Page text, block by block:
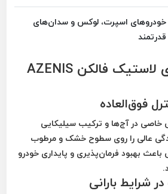
خودروهای اسپرت، لوکس و سدان‌های
قدرتمند
ویژگی‌ها و مزایای لاستیک فالکن AZENIS
فوق‌العاده
خاصی درآج‌ها و ترکیب سیلیکایی
عالی را روی سطوح خشک و مرطوب
باعث بهبود فرمان‌پذیری و پایداری خودرو
شرایط بارانی